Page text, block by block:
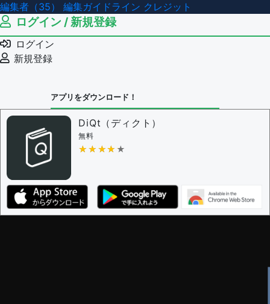
編集者（35） 編集ガイドライン クレジット
ログイン / 新規登録
ログイン
新規登録
アプリをダウンロード！
DiQt（ディクト）
無料
★★★★★
★★★★★